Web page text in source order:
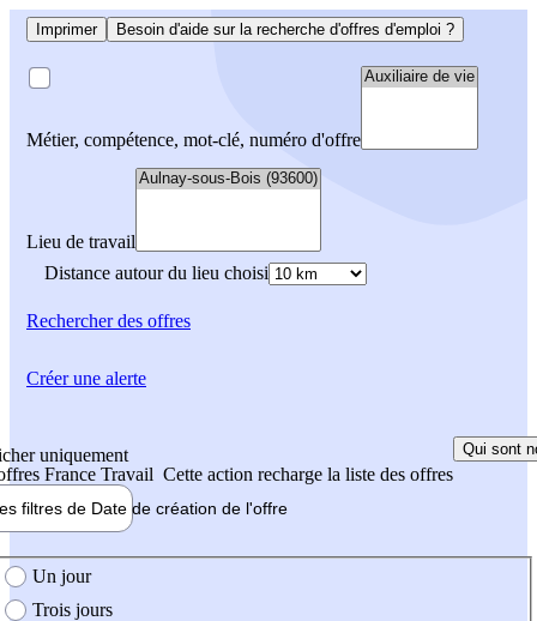
Imprimer Besoin d'aide sur la recherche d'offres d'emploi ?
Métier, compétence, mot-clé, numéro d'offre
Lieu de travail
Distance autour du lieu choisi
Rechercherdes offres
uniquement
France Travail Cette action recharge la liste des offres
Qui sont
filtres de Date de création de l'offre
création de l'offre
Un jour
Trois jours
Créer une alerte